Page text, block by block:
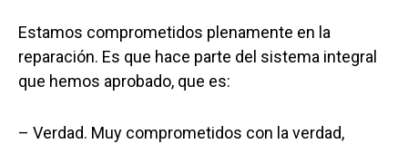
Estamos comprometidos plenamente en la
reparación. Es que hace parte del sistema integral
que hemos aprobado, que es:
– Verdad. Muy comprometidos con la verdad,